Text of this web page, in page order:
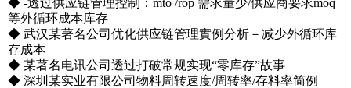
◆ -透过供应链管理控制：mto /rop 需求量少/供应商要求moq
等外循环成本库存
◆ 武汉某著名公司优化供应链管理實例分析－减少外循环库
存成本
◆ 某著名电讯公司透过打破常规实现“零库存”故事
◆ 深圳某实业有限公司物料周转速度/周转率/存料率简例